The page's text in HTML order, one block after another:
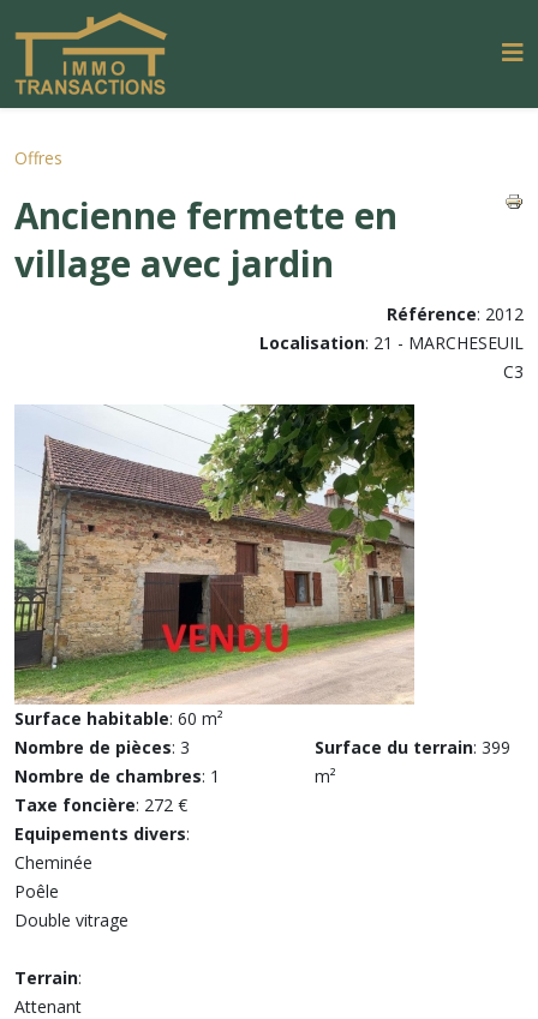
Offres
Ancienne fermette en
village avec jardin
Référence: 2012
Localisation: 21 - MARCHESEUIL
C3
Surface habitable: 60 m²
Nombre de pièces: 3
Nombre de chambres: 1
Taxe foncière: 272 €
Equipements divers:
Cheminée
Poêle
Double vitrage
Surface du terrain: 399
m²
Terrain:
Attenant